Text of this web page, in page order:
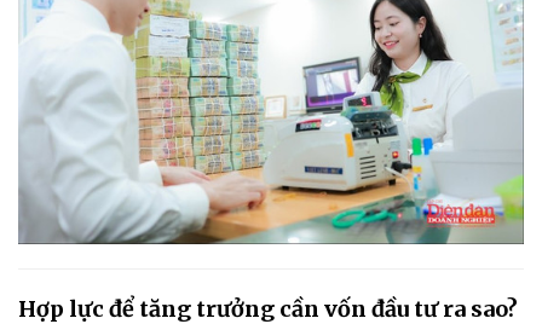
Hợp lực để tăng trưởng cần vốn đầu tư ra sao?